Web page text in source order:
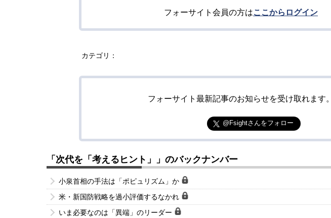
フォーサイト会員の方はここからログイン
カテゴリ：
フォーサイト最新記事のお知らせを受け取れます。
@Fsightさんをフォロー
「次代を「考えるヒント」」のバックナンバー
小泉首相の手法は「ポピュリズム」か
米・新国防戦略を過小評価するなかれ
いま必要なのは「異端」のリーダー